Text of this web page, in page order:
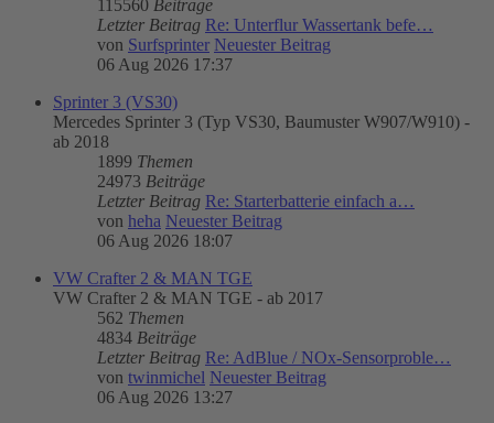
115560 Beiträge
Letzter Beitrag Re: Unterflur Wassertank befe…
von Surfsprinter Neuester Beitrag
06 Aug 2026 17:37
Sprinter 3 (VS30)
Mercedes Sprinter 3 (Typ VS30, Baumuster W907/W910) -
ab 2018
1899 Themen
24973 Beiträge
Letzter Beitrag Re: Starterbatterie einfach a…
von heha Neuester Beitrag
06 Aug 2026 18:07
VW Crafter 2 & MAN TGE
VW Crafter 2 & MAN TGE - ab 2017
562 Themen
4834 Beiträge
Letzter Beitrag Re: AdBlue / NOx-Sensorproble…
von twinmichel Neuester Beitrag
06 Aug 2026 13:27